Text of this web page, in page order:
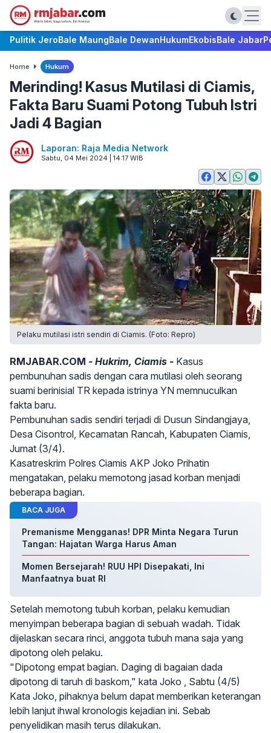
Pulitik JeroBale MaungBale DewanHukumEkobisBale Jabar
Home Hukum
Merinding! Kasus Mutilasi di Ciamis,
Fakta Baru Suami Potong Tubuh Istri
Jadi 4 Bagian
Laporan: Raja Media Network
Sabtu, 04 Mei 2024 | 14:17 WIB
Pelaku mutilasi istri sendiri di Ciamis. (Foto: Repro)
RMJABAR.COM - Hukrim, Ciamis - Kasus
pembunuhan sadis dengan cara mutilasi oleh seorang
suami berinisial TR kepada istrinya YN memnuculkan
fakta baru.
Pembunuhan sadis sendiri terjadi di Dusun Sindangjaya,
Desa Cisontrol, Kecamatan Rancah, Kabupaten Ciamis,
Jumat (3/4).
Kasatreskrim Polres Ciamis AKP Joko Prihatin
mengatakan, pelaku memotong jasad korban menjadi
beberapa bagian.
BACA JUGA
Premanisme Mengganas! DPR Minta Negara Turun
Tangan: Hajatan Warga Harus Aman
Momen Bersejarah! RUU HPI Disepakati, Ini
Manfaatnya buat RI
Setelah memotong tubuh korban, pelaku kemudian
menyimpan beberapa bagian di sebuah wadah. Tidak
dijelaskan secara rinci, anggota tubuh mana saja yang
dipotong oleh pelaku.
"Dipotong empat bagian. Daging di bagaian dada
dipotong di taruh di baskom," kata Joko , Sabtu (4/5)
Kata Joko, pihaknya belum dapat memberikan keterangan
lebih lanjut ihwal kronologis kejadian ini. Sebab
penyelidikan masih terus dilakukan.